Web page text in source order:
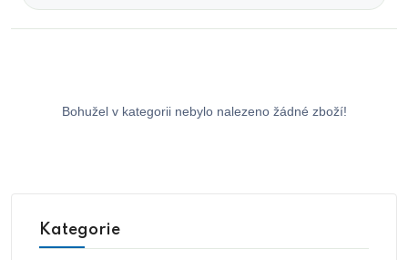
Bohužel v kategorii nebylo nalezeno žádné zboží!
Kategorie